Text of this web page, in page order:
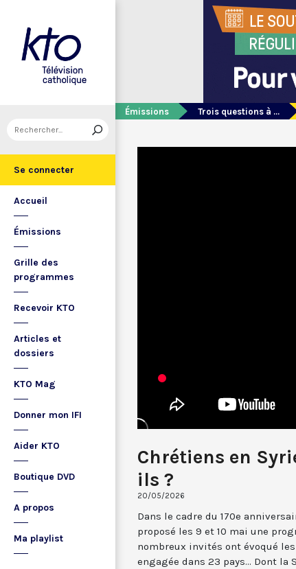
Se connecter
Accueil
Émissions
Grille des
programmes
Recevoir KTO
Articles et
dossiers
KTO Mag
Donner mon IFI
Aider KTO
Boutique DVD
A propos
Ma playlist
Émissions Trois questions à ...
Chrétiens en
ils ?
20/05/2026
Dans le cadre du 170e
proposé les 9 et 10 mai une
nombreux invités ont évoqué
engagée dans 23 pays... Dont la